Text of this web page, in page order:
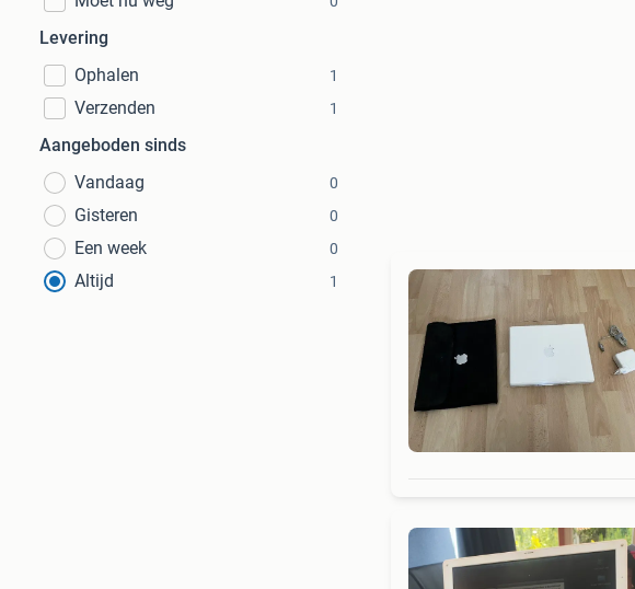
Levering
Ophalen
1
Verzenden 1
Aangeboden sinds
Vandaag
0
Gisteren 0
Een week 0
Altijd 1